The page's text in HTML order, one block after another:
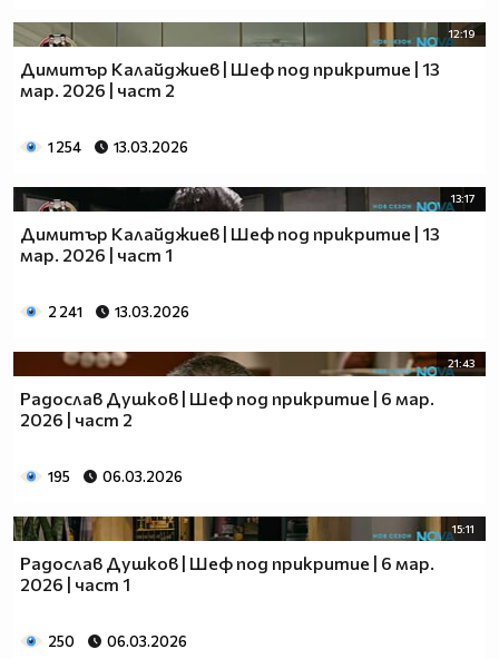
12:19
Димитър Калайджиев | Шеф под прикритие | 13
мар. 2026 | част 2
1 254 13.03.2026
13:17
Димитър Калайджиев | Шеф под прикритие | 13
мар. 2026 | част 1
2 241 13.03.2026
21:43
Радослав Душков | Шеф под прикритие | 6 мар.
2026 | част 2
195 06.03.2026
15:11
Радослав Душков | Шеф под прикритие | 6 мар.
2026 | част 1
250 06.03.2026